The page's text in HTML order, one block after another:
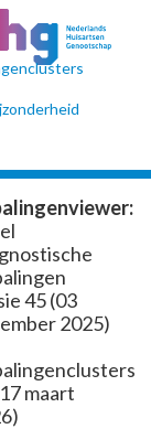
45 (03
2025)
maart